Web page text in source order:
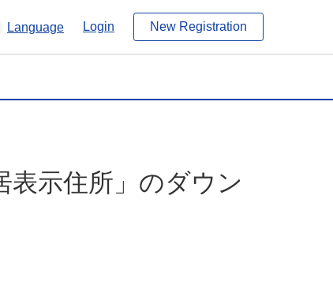
Language Login New Registration
表示住所」のダウン